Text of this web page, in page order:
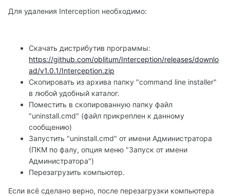
Для удаления Interception необходимо:
Скачать дистрибутив программы:
https://github.com/oblitum/Interception/releases/downlo
ad/v1.0.1/Interception.zip
Скопировать из архива папку "command line installer"
в любой удобный каталог.
Поместить в скопированную папку файл
"uninstall.cmd" (файл прикреплен к данному
сообщению)
Запустить "uninstall.cmd" от имени Администратора
(ПКМ по фалу, опция меню "Запуск от имени
Администратора")
Перезагрузить компьютер.
Если всё сделано верно, после перезагрузки компьютера